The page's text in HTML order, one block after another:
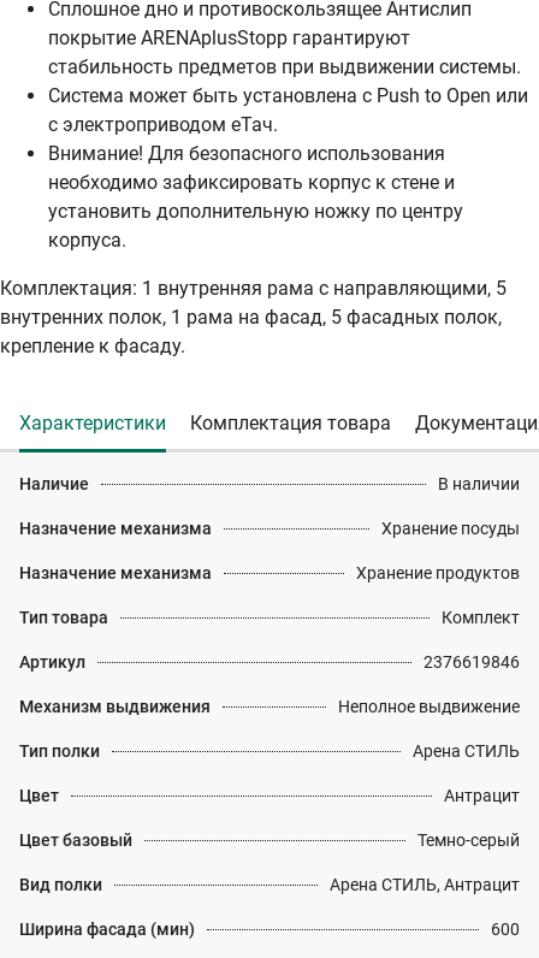
Сплошное дно и противоскользящее Антислип
покрытие ARENAplusStopp гарантируют
стабильность предметов при выдвижении системы.
Система может быть установлена с Push to Open или
с электроприводом еТач.
Внимание! Для безопасного использования
необходимо зафиксировать корпус к стене и
установить дополнительную ножку по центру
корпуса.
Комплектация: 1 внутренняя рама с направляющими, 5
внутренних полок, 1 рама на фасад, 5 фасадных полок,
крепление к фасаду.
Характеристики Комплектация товара
Наличие В наличии
Назначение механизма Хранение посуды
Назначение механизма Хранение продуктов
Тип товара Комплект
Артикул 2376619846
Механизм выдвижения Неполное выдвижение
Тип полки Арена СТИЛЬ
Цвет Антрацит
Цвет базовый Темно-серый
Вид полки Арена СТИЛЬ, Антрацит
Ширина фасада (мин) 600